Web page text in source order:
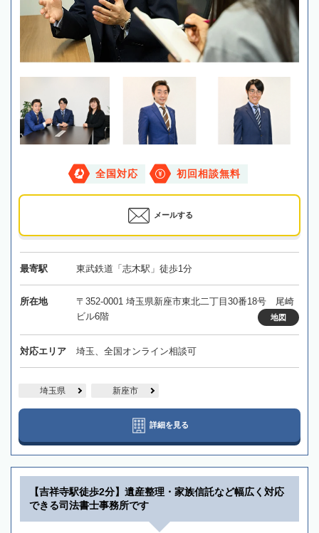
全国対応 初回相談無料
メールする
最寄駅 東武鉄道「志木駅」徒歩1分
所在地
〒352-0001 埼玉県新座市東北二丁目30番18号 尾崎
ビル6階
地図
対応エリア 埼玉、全国オンライン相談可
埼玉県 新座市
詳細を見る
【吉祥寺駅徒歩2分】遺産整理・家族信託など幅広く対応
できる司法書士事務所です